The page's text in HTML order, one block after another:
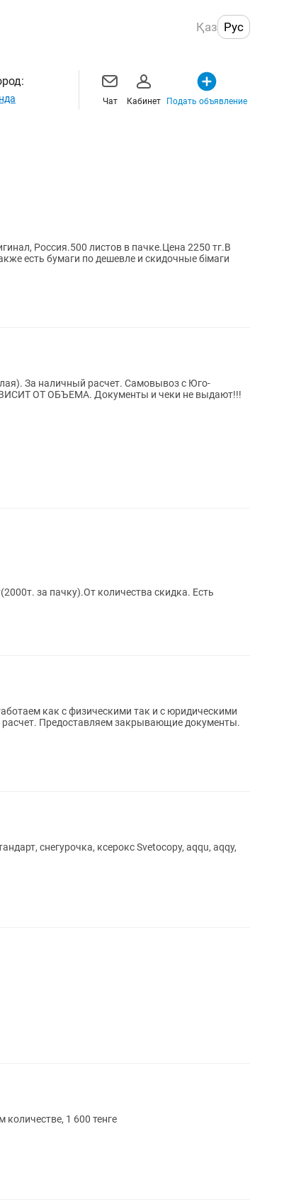
Қаз Рус
Чат Кабинет Подать объявление
Россия.500 листов в пачке.Цена 2250 тг.В
есть бумаги по дешевле и скидочные бімаги
За наличный расчет. Самовывоз с Юго-
ОТ ОБЪЕМА. Документы и чеки не выдают!!!
за пачку).От количества скидка. Есть
как с физическими так и с юридическими
Предоставляем закрывающие документы.
ксерокс Svetocopy, aqqu, aqqy,
1 600 тенге